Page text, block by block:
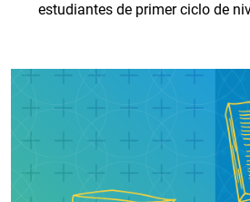
estudiantes de primer ciclo de